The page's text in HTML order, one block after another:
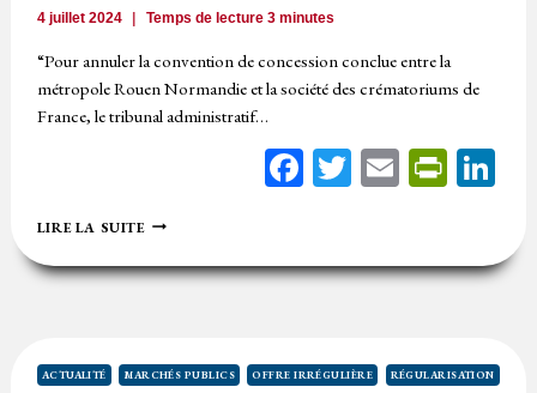
4 juillet 2024 Temps de lecture3 minutes
“Pour annuler la convention de concession conclue entre la
métropole Rouen Normandie et la société des crématoriums de
France, le tribunal administratif…
Facebook
Twitter
Email
LIRE LA SUITERÉGULARISER
NÉGOCIATION
PAR
ACTUALITÉ MARCHÉS PUBLICS OFFRE IRRÉGULIÈRE RÉGULARISATION